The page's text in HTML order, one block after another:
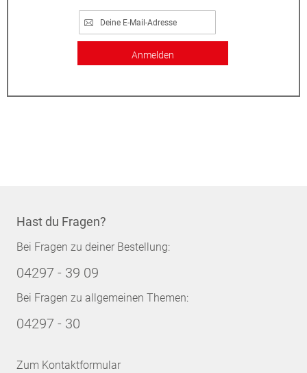
Anmelden
Hast du Fragen?
Bei Fragen zu deiner Bestellung:
04297 - 39 09
Bei Fragen zu allgemeinen Themen:
04297 - 30
Zum Kontaktformular